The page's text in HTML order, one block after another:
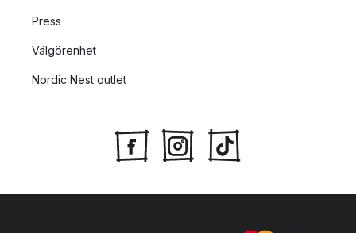
Press
Välgörenhet
Nordic Nest outlet